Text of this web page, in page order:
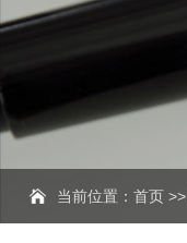
当前位置： 首页>>